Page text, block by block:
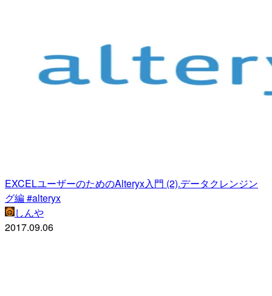
EXCELユーザーのためのAlteryx入門 (2).データクレンジン
グ編 #alteryx
しんや
2017.09.06